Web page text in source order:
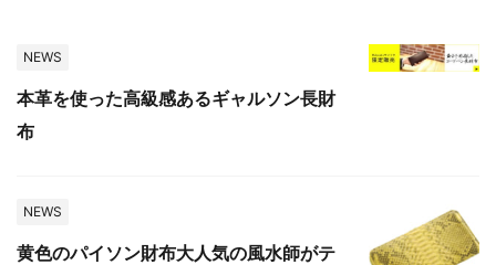
NEWS
本革を使った高級感あるギャルソン長財
布
NEWS
黄色のパイソン財布大人気の風水師がテ